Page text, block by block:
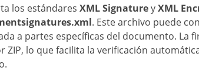
los estándares XML SignatureyXML
. Este archivo puede
a partes específicas del documento. La
ZIP, lo que facilita la verificación